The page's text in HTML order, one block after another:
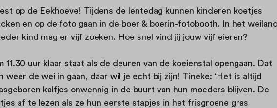
op de Eekhoeve! Tijdens de lentedag kunnen kinderen koetjes
en op de foto gaan in de boer & boerin-fotobooth. In het weiland
kind mag er vijf zoeken. Hoe snel vind jij jouw vijf eieren?
11.30 uur klaar staat als de deuren van de koeienstal opengaan. Dat
weer de wei in gaan, daar wil je echt bij zijn! Tineke: ‘Het is altijd
kalfjes onwennig in de buurt van hun moeders blijven. De
af te lezen als ze hun eerste stapjes in het frisgroene gras